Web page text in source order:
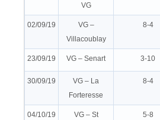
VG
02/09/19
VG –
Villacoublay
8-4
23/09/19 VG – Senart 3-10
30/09/19
VG – La
Forteresse
8-4
04/10/19
VG – St
5-8